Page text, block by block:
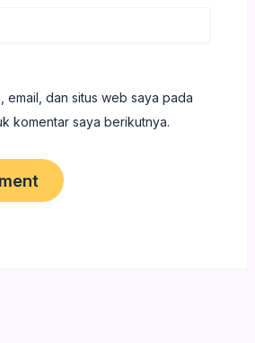
email, dan situs web saya pada
komentar saya berikutnya.